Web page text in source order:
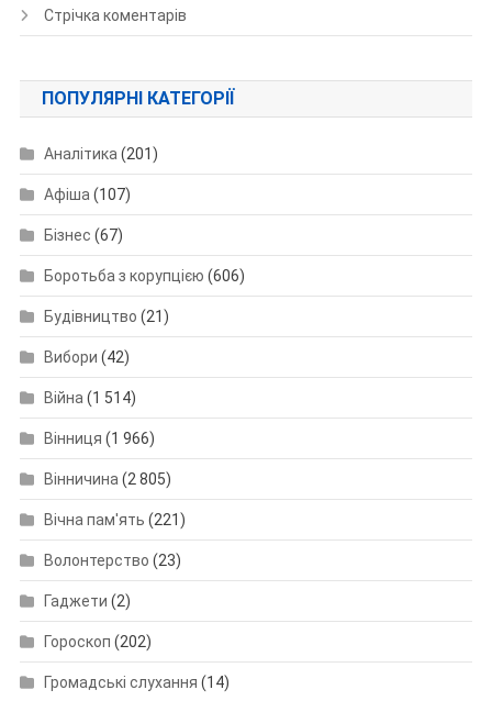
Стрічка коментарів
ПОПУЛЯРНІ КАТЕГОРІЇ
Аналітика (201)
Афіша (107)
Бізнес (67)
Боротьба з корупцією (606)
Будівництво (21)
Вибори (42)
Війна (1 514)
Вінниця (1 966)
Вінничина (2 805)
Вічна пам'ять (221)
Волонтерство (23)
Гаджети (2)
Гороскоп (202)
Громадські слухання (14)